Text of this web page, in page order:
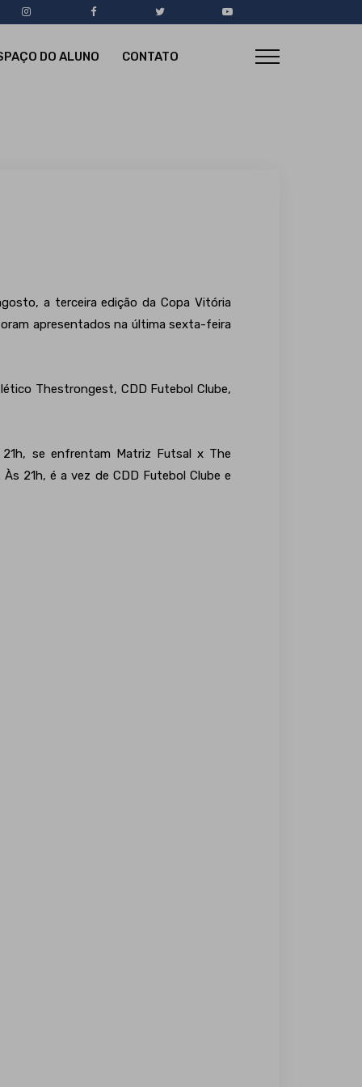
DO ALUNO CONTATO
a terceira edição da Copa Vitória
apresentados na última sexta-feira
Thestrongest, CDD Futebol Clube,
se enfrentam Matriz Futsal x The
21h, é a vez de CDD Futebol Clube e